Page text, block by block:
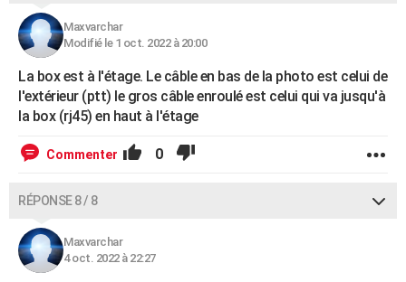
Maxvarchar
Modifié le 1 oct. 2022 à 20:00
La box est à l'étage. Le câble en bas de la photo est celui de
l'extérieur (ptt) le gros câble enroulé est celui qui va jusqu'à
la box (rj45) en haut à l'étage
Commenter 0
RÉPONSE 8 / 8
Maxvarchar
4 oct. 2022 à 22:27